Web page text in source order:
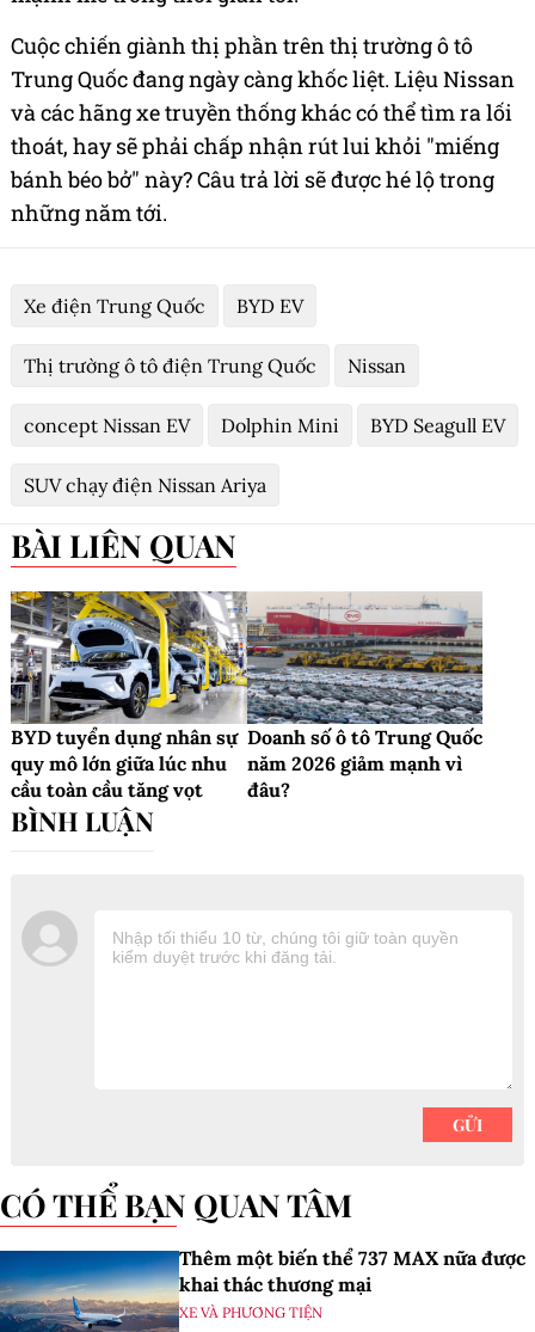
Cuộc chiến giành thị phần trên thị trường ô tô
Trung Quốc đang ngày càng khốc liệt. Liệu Nissan
và các hãng xe truyền thống khác có thể tìm ra lối
thoát, hay sẽ phải chấp nhận rút lui khỏi "miếng
bánh béo bở" này? Câu trả lời sẽ được hé lộ trong
những năm tới.
Xe điện Trung Quốc BYD EV
Thị trường ô tô điện Trung Quốc Nissan
concept Nissan EV Dolphin Mini BYD Seagull EV
SUV chạy điện Nissan Ariya
BÀI LIÊN QUAN
BYD tuyển dụng nhân sự
quy mô lớn giữa lúc nhu
cầu toàn cầu tăng vọt
Doanh số ô tô Trung Quốc
năm 2026 giảm mạnh vì
đâu?
CÓ THỂ BẠN QUAN TÂM
Thêm một biến thể 737 MAX nữa được
khai thác thương mại
XE VÀ PHƯƠNG TIỆN